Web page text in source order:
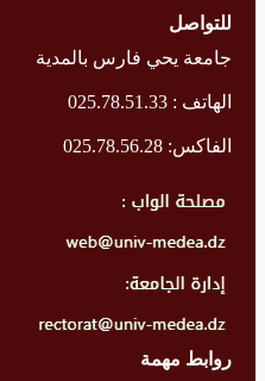
للتواصل
جامعة يحي فارس بالمدية
الهاتف : 025.78.51.33
الفاكس: 025.78.56.28
روابط مهمة